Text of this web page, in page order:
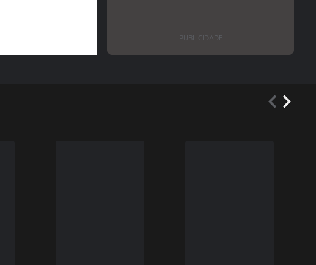
PUBLICIDADE